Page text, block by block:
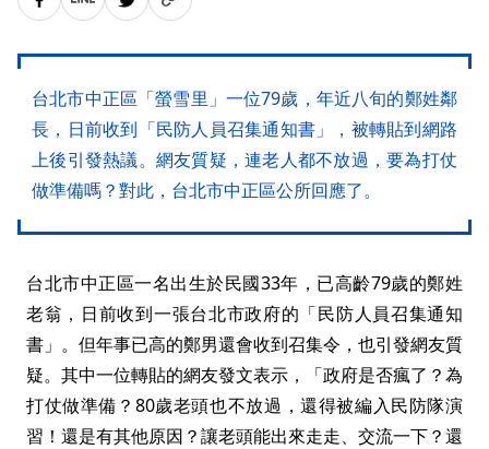
台北市中正區「螢雪里」一位79歲，年近八旬的鄭姓鄰
長，日前收到「民防人員召集通知書」，被轉貼到網路
上後引發熱議。網友質疑，連老人都不放過，要為打仗
做準備嗎？對此，台北市中正區公所回應了。
台北市中正區一名出生於民國33年，已高齡79歲的鄭姓
老翁，日前收到一張台北市政府的「民防人員召集通知
書」。但年事已高的鄭男還會收到召集令，也引發網友質
疑。其中一位轉貼的網友發文表示，「政府是否瘋了？為
打仗做準備？80歲老頭也不放過，還得被編入民防隊演
習！還是有其他原因？讓老頭能出來走走、交流一下？還